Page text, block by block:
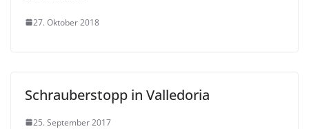
27. Oktober 2018
Schrauberstopp in Valledoria
25. September 2017